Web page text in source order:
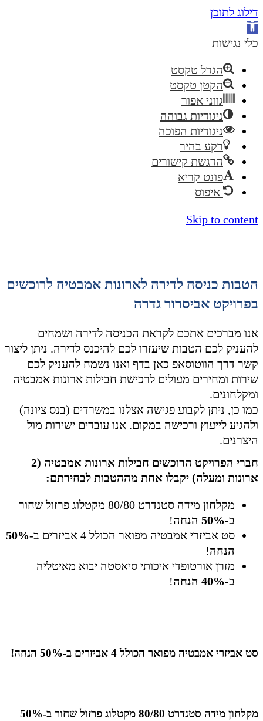
דילוג לתוכן
פתח
סרגל
כלי נגישות
הגדל טקסט
הקטן טקסט
גווני אפור
ניגודיות גבוהה
ניגודיות הפוכה
רקע בהיר
הדגשת קישורים
פונט קריא
איפוס
Skip to content
הטבות כניסה לדירה לארונות אמבטיה לרוכשים
בפרויקט אביסרור גדרה
אנו מברכים אתכם לקראת הכניסה לדירה ושמחים
להעניק לכם הטבות שיעזרו לכם להיכנס לדירה. ניתן ליצור
קשר דרך הווטוסאפ כאן בדף ואנו נשמח להעניק לכם
שירות ומחירים מעולים לרכישת חבילות ארונות אמבטיה
ומקלחונים.
כמו כן, ניתן לקבוע פגישה אצלנו במשרדים (בנס ציונה)
ולהגיע לייעוץ ורכישה במקום. אנו עובדים ישירות מול
היצרנים.
חברי הפרויקט הרוכשים חבילות ארונות אמבטיה (2
ארונות ומעלה) יקבלו אחת מההטבות לבחירתם:
מקלחון מידה סטנדרט 80/80 מקטלוג פרזול שחור
ב-50% הנחה
!
סט אביזרי אמבטיה מפואר הכולל 4 אביזרים ב-
50%
הנחה!
מזרן אורטופדי איכותי סיאסטה יבוא מאיטליה
ב-40% הנחה !
סט אביזרי אמבטיה מפואר הכולל 4 אביזרים ב-50% הנחה!
מקלחון מידה סטנדרט 80/80 מקטלוג פרזול שחור ב-50%